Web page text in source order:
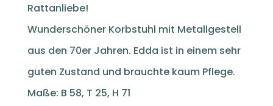
Rattanliebe!
Wunderschöner Korbstuhl mit Metallgestell
aus den 70er Jahren. Edda ist in einem sehr
guten Zustand und brauchte kaum Pflege.
Maße: B 58, T 25, H 71